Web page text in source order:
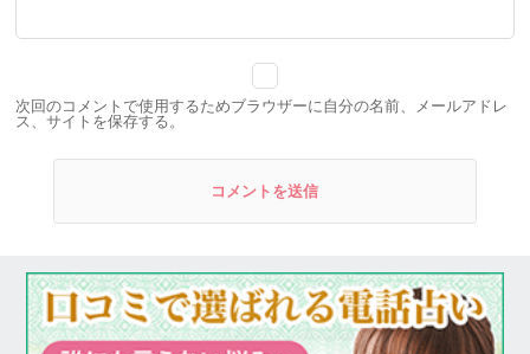
次回のコメントで使用するためブラウザーに自分の名前、メールアドレ
ス、サイトを保存する。